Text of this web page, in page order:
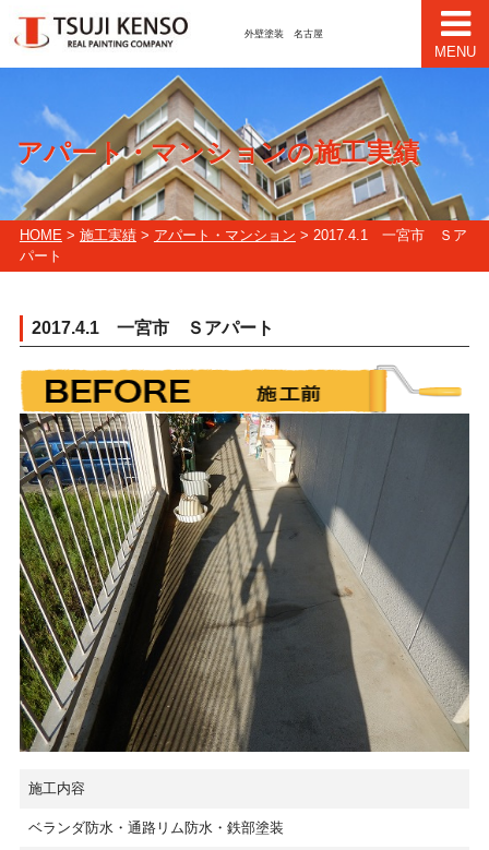
外壁塗装 名古屋
MENU
アパート・マンションの施工実績
HOME> 施工実績> アパート・マンション > 2017.4.1 一宮市 Ｓア
パート
2017.4.1 一宮市 Ｓアパート
施工内容
ベランダ防水・通路リム防水・鉄部塗装